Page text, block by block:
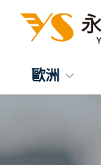
歐洲